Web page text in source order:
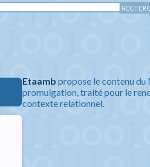
Etaamb propose le contenu
promulgation, traité pour le
contexte relationnel.